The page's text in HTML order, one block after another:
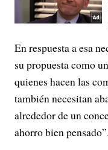
En respuesta a esa
su propuesta como
quienes hacen las
también necesitan
alrededor de un
ahorro bien pensado”.